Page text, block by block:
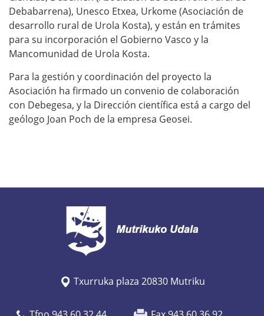
Debabarrena), Unesco Etxea, Urkome (Asociación de
desarrollo rural de Urola Kosta), y están en trámites
para su incorporación el Gobierno Vasco y la
Mancomunidad de Urola Kosta.
Para la gestión y coordinación del proyecto la
Asociación ha firmado un convenio de colaboración
con Debegesa, y la Dirección científica está a cargo del
geólogo Joan Poch de la empresa Geosei.
Txurruka plaza 20830 Mutriku